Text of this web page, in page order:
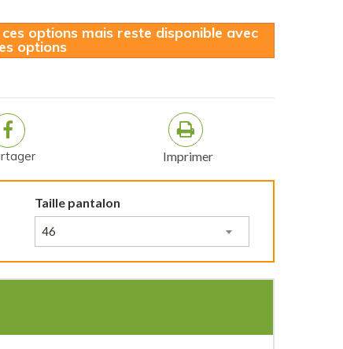
options mais reste disponible avec
options
Imprimer
46